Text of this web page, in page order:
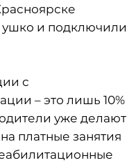
ушко и подключили
с
– это лишь 10%
уже делают
платные занятия